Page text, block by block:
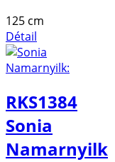
125 cm
Détail
RKS1384
Sonia
Namarnyilk